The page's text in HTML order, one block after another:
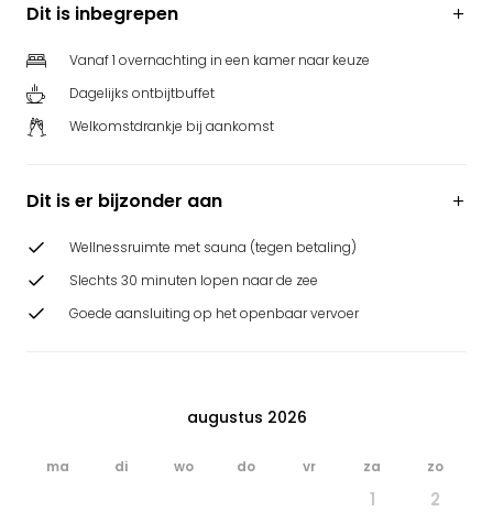
Dit is inbegrepen
Vanaf 1 overnachting in een kamer naar keuze
Dagelijks ontbijtbuffet
Welkomstdrankje bij aankomst
Dit is er bijzonder aan
Wellnessruimte met sauna (tegen betaling)
Slechts 30 minuten lopen naar de zee
Goede aansluiting op het openbaar vervoer
augustus 2026
ma di wo do vr za zo
1
2